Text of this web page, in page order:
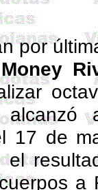
por
17 de
a